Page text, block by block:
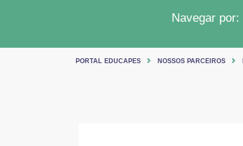
Navegar por:
PORTAL EDUCAPES NOSSOS PARCEIROS